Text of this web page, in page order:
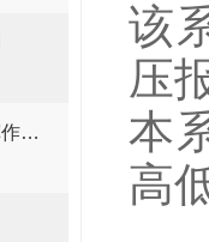
在线折光仪在洗涤剂生产中发挥作用吗？如何发挥作用？
该
压
本
高